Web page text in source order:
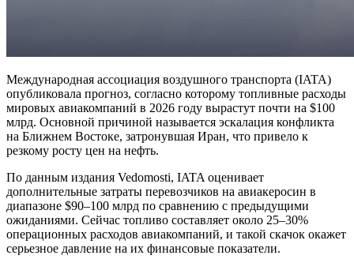
Международная ассоциация воздушного транспорта (IATA)
опубликовала прогноз, согласно которому топливные расходы
мировых авиакомпаний в 2026 году вырастут почти на $100
млрд. Основной причиной называется эскалация конфликта
на Ближнем Востоке, затронувшая Иран, что привело к
резкому росту цен на нефть.
По данным издания Vedomosti, IATA оценивает
дополнительные затраты перевозчиков на авиакеросин в
диапазоне $90–100 млрд по сравнению с предыдущими
ожиданиями. Сейчас топливо составляет около 25–30%
операционных расходов авиакомпаний, и такой скачок окажет
серьезное давление на их финансовые показатели.